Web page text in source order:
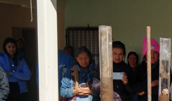
Fax: +54 (0362) 448-8590
agrotecnico25@hotmail.com
CP 3500 | Resistencia, Chaco, Argentina